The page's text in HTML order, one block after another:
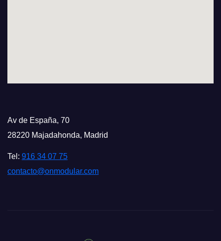
Av de España, 70
28220 Majadahonda, Madrid
Tel: 916 34 07 75
contacto@onmodular.com